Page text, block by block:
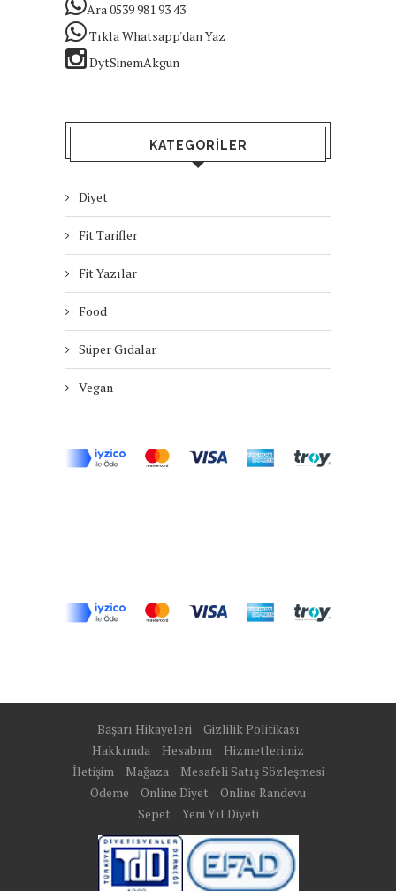
Ara 0539 981 93 43
Tıkla Whatsapp'dan Yaz
DytSinemAkgun
KATEGORILER
Diyet
Fit Tarifler
Fit Yazılar
Food
Süper Gıdalar
Vegan
Başarı Hikayeleri
Gizlilik Politikası
Hakkımda
Hesabım
Hizmetlerimiz
İletişim
Mağaza
Mesafeli Satış Sözleşmesi
Ödeme
Online Diyet
Online Randevu
Sepet
Yeni Yıl Diyeti